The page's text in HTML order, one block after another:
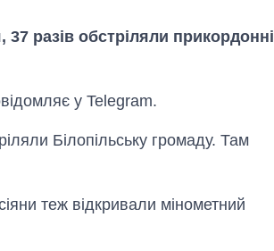
37 разів обстріляли прикордонні
у Telegram.
Білопільську громаду. Там
теж відкривали мінометний